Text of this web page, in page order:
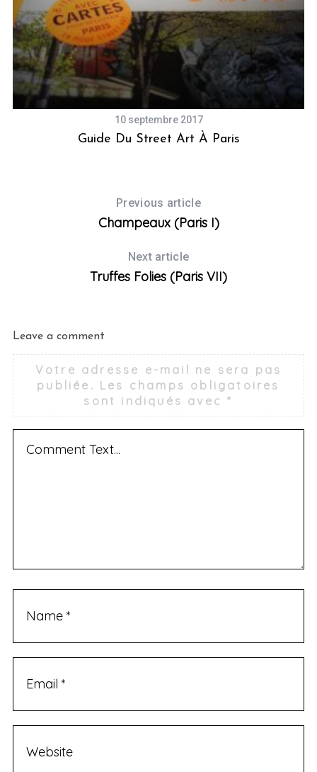
10 septembre 2017
Guide Du Street Art À Paris
Previous article
Champeaux (Paris I)
Next article
Truffes Folies (Paris VII)
Leave a comment
Votre adresse e-mail ne sera pas
publiée. Les champs obligatoires
sont indiqués avec*